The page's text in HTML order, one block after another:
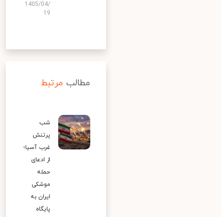
1405/04/
19
مطالب مرتبط
شب
پرتنش
غرب آسیا؛
از ادعای
حمله
موشکی
ایران به
پایگاه